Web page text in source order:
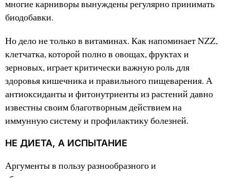
многие карниворы вынуждены регулярно принимать
биодобавки.
Но дело не только в витаминах. Как напоминает NZZ,
клетчатка, которой полно в овощах, фруктах и
зерновых, играет критически важную роль для
здоровья кишечника и правильного пищеварения. А
антиоксиданты и фитонутриенты из растений давно
известны своим благотворным действием на
иммунную систему и профилактику болезней.
НЕ ДИЕТА, А ИСПЫТАНИЕ
Аргументы в пользу разнообразного и